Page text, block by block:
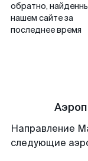
обратно,
нашем сайте за
последнее время
Направление
следующие